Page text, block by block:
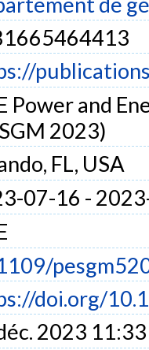
Power and
2023)
FL, USA
07-16 -
doi.org/
2023 11:33